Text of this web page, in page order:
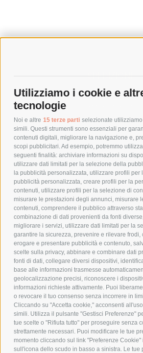
Utilizziamo i cookie e
tecnologie
Noi e altre 15 terze parti selezionate
simili. Questi strumenti sono essenziali per
contenuti digitali, migliorare la navigazione e,
scopi pubblicitari. Ad esempio, potremmo
seguenti finalità: archiviare informazioni su
utilizzare dati limitati per la selezione della
la pubblicità personalizzata, utilizzare profili per
pubblicità personalizzata, creare profili per la
contenuti, utilizzare profili per la selezione di
misurare le prestazioni degli annunci, misurare
contenuti, comprendere il pubblico attraverso
combinazione di dati provenienti da fonti
migliorare i servizi, utilizzare dati limitati per la
garantire la sicurezza, prevenire e rilevare frodi,
erogare e presentare pubblicità e contenuto,
scelte sulla privacy, abbinare e combinare dati
fonti di dati, collegare diversi dispositivi,
base alle informazioni trasmesse
geolocalizzazione precisi, riconoscere i
informazioni richieste attivamente. Puoi
o revocare il tuo consenso senza incorrere in
Cliccando su "Accetta cookie," acconsenti
simili. Utilizza il pulsante "Gestisci Preferenze"
tue scelte o "Rifiuta tutto" per proseguire senza
strettamente necessari. Puoi modificare le tue
momento cliccando sul link "Preferenze
sull'icona dello scudo in basso a sinistra. Le tue
SPEDIZIONI
COSTI DI SPEDIZIONE
POLITICA DI RESO
POLICY
PRIVACY POLICY
COOKIE POLICY
PAGAMENTI SICURI
AZIENDA
CHI SIAMO
MARCHI TRATTATI
CONDOMINI